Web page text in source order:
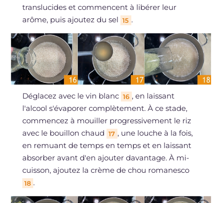
translucides et commencent à libérer leur
arôme, puis ajoutez du sel 15 .
Déglacez avec le vin blanc 16 , en laissant
l'alcool s'évaporer complètement. À ce stade,
commencez à mouiller progressivement le riz
avec le bouillon chaud 17 , une louche à la fois,
en remuant de temps en temps et en laissant
absorber avant d'en ajouter davantage. À mi-
cuisson, ajoutez la crème de chou romanesco
18 .